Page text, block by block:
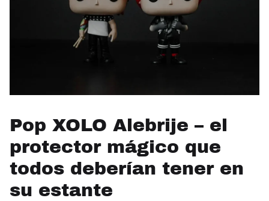
Pop XOLO Alebrije – el
protector mágico que
todos deberían tener en
su estante